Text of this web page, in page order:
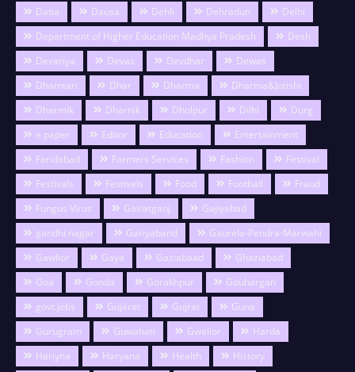
Datia
Dausa Dehli Dehradun
Delhi
Department of Higher Education Madhya Pradesh
Desh
Devariya
Devas Devdhar
Dewas
Dhamtari
Dhar Dharma
Dharma&Jotishi
Dharmik
Dharnik Dholpur Dilhi
Durg
e paper
Editor Education
Entertainment
Faridabad
Farmers Services Fashion
Festival
Festivals
Festivels Food Football
Fraud
Fungus Virus
Gairatganj
Gajiyabad
gandhi nagar
Gariyaband
Gaurela-Pendra-Marwahi
Gawlior
Gaya Gaziabaad
Ghaziabad
Goa
Gonda Gorakhpur
Gouhargan
govt.jobs
Gujarat Gujrat
Guna
Gurugram
Guwahati Gwalior
Harda
Hariyna
Haryana Health
History